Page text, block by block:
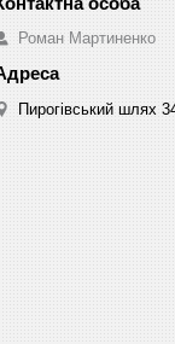
Роман Мартиненко
Пирогівський шлях